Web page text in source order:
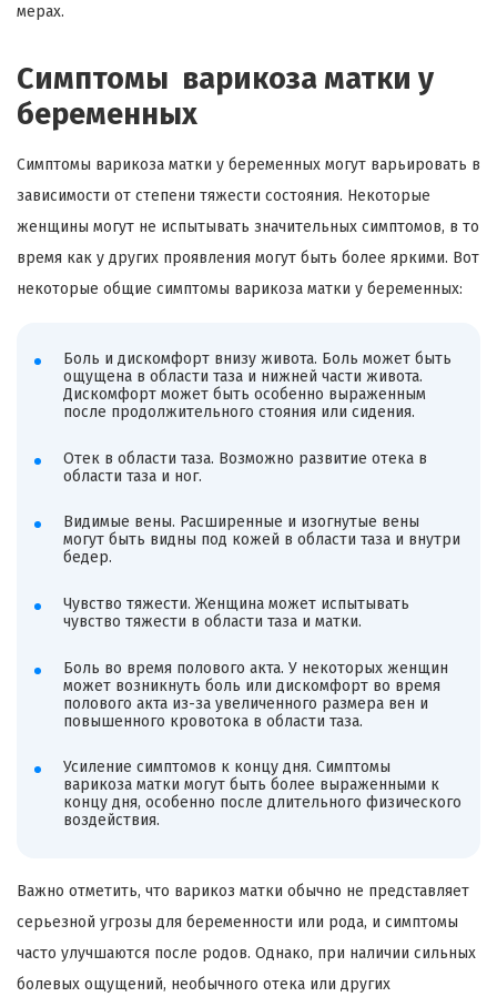
мерах.
Симптомы варикоза матки у
беременных
Симптомы варикоза матки у беременных могут варьировать в
зависимости от степени тяжести состояния. Некоторые
женщины могут не испытывать значительных симптомов, в то
время как у других проявления могут быть более яркими. Вот
некоторые общие симптомы варикоза матки у беременных:
Боль и дискомфорт внизу живота. Боль может быть
ощущена в области таза и нижней части живота.
Дискомфорт может быть особенно выраженным
после продолжительного стояния или сидения.
Отек в области таза. Возможно развитие отека в
области таза и ног.
Видимые вены. Расширенные и изогнутые вены
могут быть видны под кожей в области таза и внутри
бедер.
Чувство тяжести. Женщина может испытывать
чувство тяжести в области таза и матки.
Боль во время полового акта. У некоторых женщин
может возникнуть боль или дискомфорт во время
полового акта из-за увеличенного размера вен и
повышенного кровотока в области таза.
Усиление симптомов к концу дня. Симптомы
варикоза матки могут быть более выраженными к
концу дня, особенно после длительного физического
воздействия.
Важно отметить, что варикоз матки обычно не представляет
серьезной угрозы для беременности или рода, и симптомы
часто улучшаются после родов. Однако, при наличии сильных
болевых ощущений, необычного отека или других